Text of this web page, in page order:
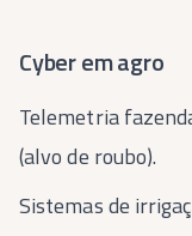
Cyber em agro
Telemetria
(alvo de roubo).
Sistemas de